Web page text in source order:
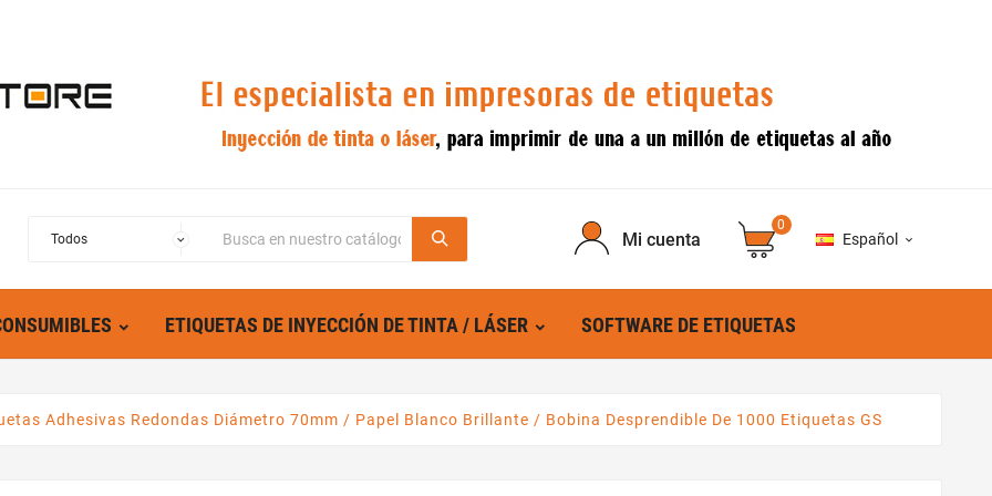
Mi cuenta
0
Español 
ETIQUETAS DE INYECCIÓN DE TINTA / LÁSER SOFTWARE DE ETIQUETAS
Adhesivas Redondas Diámetro 70mm / Papel Blanco Brillante / Bobina Desprendible De 1000 Etiquetas GS